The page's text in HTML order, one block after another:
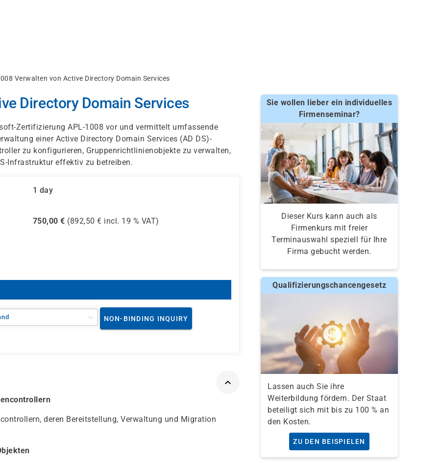
Verwalten von Active Directory Domain Services
Directory Domain Services
Zertifizierung APL-1008 vor und vermittelt umfassende
einer Active Directory Domain Services (AD DS)-
zu konfigurieren, Gruppenrichtlinienobjekte zu verwalten,
Infrastruktur effektiv zu betreiben.
1 day
750,00 € (892,50 € incl. 19 % VAT)
NON-BINDING INQUIRY
deren Bereitstellung, Verwaltung und Migration
Sie wollen lieber ein individuelles
Firmenseminar?
Dieser Kurs kann auch als
Firmenkurs mit freier
Terminauswahl speziell für Ihre
Firma gebucht werden.
Qualifizierungschancengesetz
Lassen auch Sie ihre
Weiterbildung fördern. Der Staat
beteiligt sich mit bis zu 100 % an
den Kosten.
ZU DEN BEISPIELEN